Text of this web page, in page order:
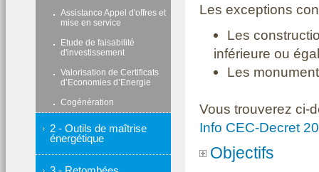
Assistance Appel d'offres et
mise en service
Etude de faisabilité
d'investissement
Valorisation de Certificats
d’Economies d’Energie
Cogénération
2 - Outils de maîtrise
énergétique
Les exceptions
Les
inférieure ou
Les
Vous trouverez ci-
Info CEC-Decret
Objectifs